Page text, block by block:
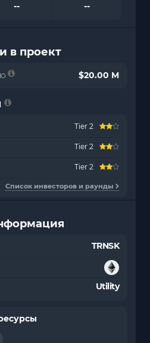
--
--
в проект
$20.00 M
Tier 2
Tier 2
Tier 2
Список инвесторов и раунды
TRNSK
Utility